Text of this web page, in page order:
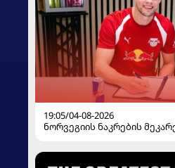
19:05/04-08-2026
ნორვეგიის ნაკრების